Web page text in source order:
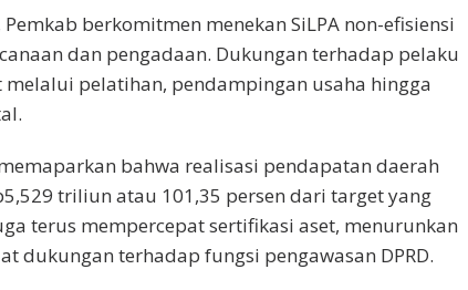
berkomitmen menekan SiLPA non-efisiensi
dan pengadaan. Dukungan terhadap pelaku
pelatihan, pendampingan usaha hingga
bahwa realisasi pendapatan daerah
triliun atau 101,35 persen dari target yang
terus mempercepat sertifikasi aset, menurunkan
dukungan terhadap fungsi pengawasan DPRD.